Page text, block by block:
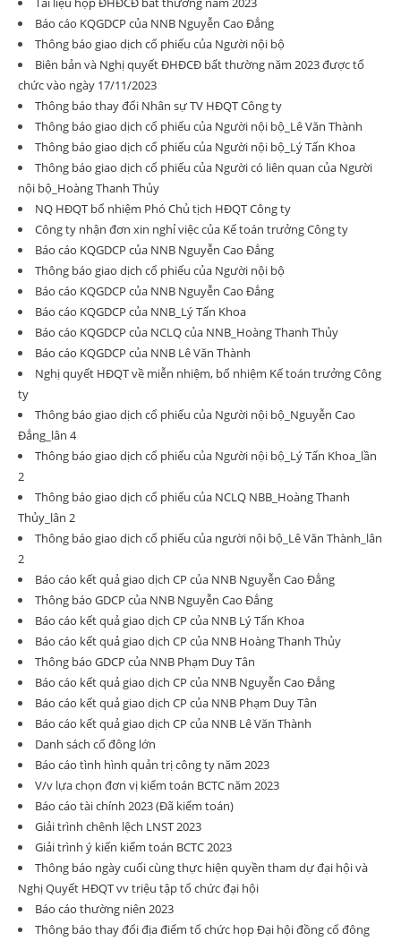
Báo cáo KQGDCP của NNB Nguyễn Cao Đẳng
Thông báo giao dịch cổ phiếu của Người nội bộ
Biên bản và Nghị quyết ĐHĐCĐ bất thường năm 2023 được tổ
chức vào ngày 17/11/2023
Thông báo thay đổi Nhân sự TV HĐQT Công ty
Thông báo giao dịch cổ phiếu của Người nội bộ_Lê Văn Thành
Thông báo giao dịch cổ phiếu của Người nội bộ_Lý Tấn Khoa
Thông báo giao dịch cổ phiếu của Người có liên quan của Người
nội bộ_Hoàng Thanh Thủy
NQ HĐQT bổ nhiệm Phó Chủ tịch HĐQT Công ty
Công ty nhận đơn xin nghỉ việc của Kế toán trưởng Công ty
Báo cáo KQGDCP của NNB Nguyễn Cao Đẳng
Thông báo giao dịch cổ phiếu của Người nội bộ
Báo cáo KQGDCP của NNB Nguyễn Cao Đẳng
Báo cáo KQGDCP của NNB_Lý Tấn Khoa
Báo cáo KQGDCP của NCLQ của NNB_Hoàng Thanh Thủy
Báo cáo KQGDCP của NNB Lê Văn Thành
Nghị quyết HĐQT về miễn nhiệm, bổ nhiệm Kế toán trưởng Công
ty
Thông báo giao dịch cổ phiếu của Người nội bộ_Nguyễn Cao
Đẳng_lân 4
Thông báo giao dịch cổ phiếu của Người nội bộ_Lý Tấn Khoa_lần
2
Thông báo giao dịch cổ phiếu của NCLQ NBB_Hoàng Thanh
Thủy_lân 2
Thông báo giao dịch cổ phiếu của người nội bộ_Lê Văn Thành_lân
2
Báo cáo kết quả giao dịch CP của NNB Nguyễn Cao Đẳng
Thông báo GDCP của NNB Nguyễn Cao Đẳng
Báo cáo kết quả giao dịch CP của NNB Lý Tấn Khoa
Báo cáo kết quả giao dịch CP của NNB Hoàng Thanh Thủy
Thông báo GDCP của NNB Phạm Duy Tân
Báo cáo kết quả giao dịch CP của NNB Nguyễn Cao Đẳng
Báo cáo kết quả giao dịch CP của NNB Phạm Duy Tân
Báo cáo kết quả giao dịch CP của NNB Lê Văn Thành
Danh sách cổ đông lớn
Báo cáo tình hình quản trị công ty năm 2023
V/v lựa chọn đơn vị kiểm toán BCTC năm 2023
Báo cáo tài chính 2023 (Đã kiểm toán)
Giải trình chênh lệch LNST 2023
Giải trình ý kiến kiểm toán BCTC 2023
Thông báo ngày cuối cùng thực hiện quyền tham dự đại hội và
Nghị Quyết HĐQT vv triệu tập tổ chức đại hội
Báo cáo thường niên 2023
Thông báo thay đổi địa điểm tổ chức họp Đại hội đồng cổ đông